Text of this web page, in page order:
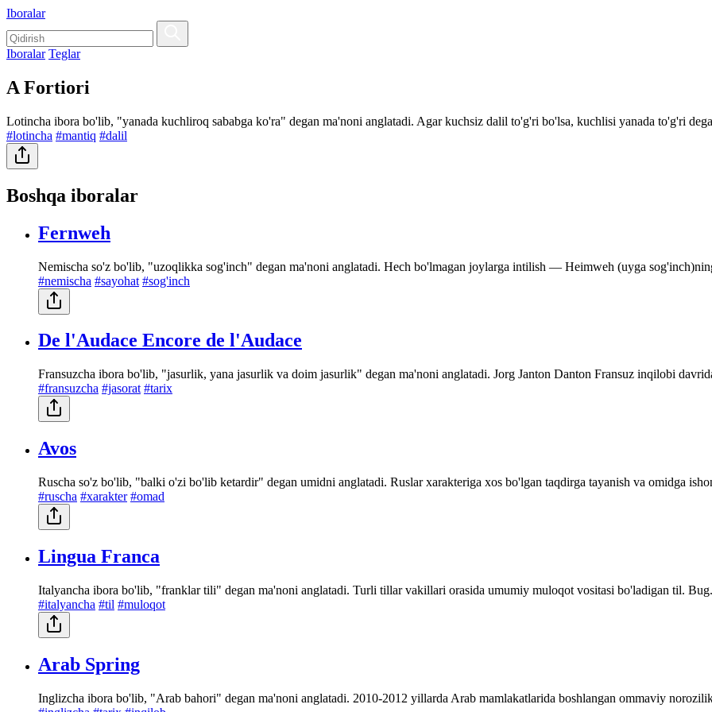
Iboralar
Iboralar Teglar
A Fortiori
Lotincha ibora bo'lib, "yanada kuchliroq sababga ko'ra" degan ma'noni anglatadi. Agar kuchsiz dalil to'g'ri bo'lsa, kuchlisi yanada to'g'ri
#lotincha #mantiq #dalil
Boshqa iboralar
Fernweh
Nemischa so'z bo'lib, "uzoqlikka sog'inch" degan ma'noni anglatadi. Hech bo'lmagan joylarga intilish — Heimweh (uyga
#nemischa #sayohat #sog'inch
De l'Audace Encore de l'Audace
Fransuzcha ibora bo'lib, "jasurlik, yana jasurlik va doim jasurlik" degan ma'noni anglatadi. Jorg Janton Danton Fransuz inqilobi
#fransuzcha #jasorat #tarix
Avos
Ruscha so'z bo'lib, "balki o'zi bo'lib ketardir" degan umidni anglatadi. Ruslar xarakteriga xos bo'lgan taqdirga tayanish va omidga
#ruscha #xarakter #omad
Lingua Franca
Italyancha ibora bo'lib, "franklar tili" degan ma'noni anglatadi. Turli tillar vakillari orasida umumiy muloqot vositasi bo'ladigan til.
#italyancha #til #muloqot
Arab Spring
Inglizcha ibora bo'lib, "Arab bahori" degan ma'noni anglatadi. 2010-2012 yillarda Arab mamlakatlarida boshlangan ommaviy